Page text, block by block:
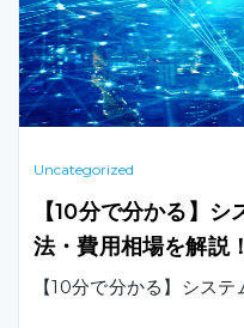
Uncategorized
【10分で分かる】
法・費用相場を解説！
【10分で分かる】シス